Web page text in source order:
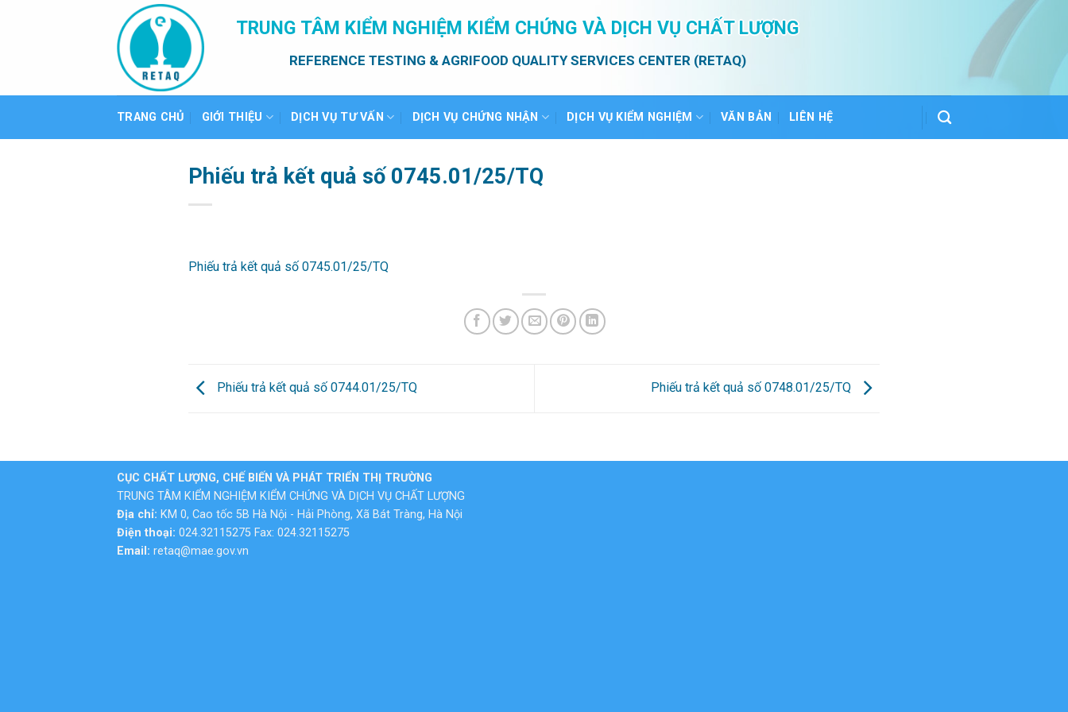
TRUNG TÂM KIỂM NGHIỆM KIỂM CHỨNG VÀ DỊCH VỤ CHẤT LƯỢNG
REFERENCE TESTING & AGRIFOOD QUALITY SERVICES CENTER (RETAQ)
TRANG CHỦ GIỚI THIỆU DỊCH VỤ TƯ VẤN DỊCH VỤ CHỨNG NHẬN DỊCH VỤ KIỂM NGHIỆM VĂN BẢN LIÊN HỆ
Phiếu trả kết quả số 0745.01/25/TQ
Phiếu trả kết quả số 0745.01/25/TQ
Phiếu trả kết quả số 0744.01/25/TQ Phiếu trả kết quả số 0748.01/25/TQ
CỤC CHẤT LƯỢNG, CHẾ BIẾN VÀ PHÁT TRIỂN THỊ TRƯỜNG
TRUNG TÂM KIỂM NGHIỆM KIỂM CHỨNG VÀ DỊCH VỤ CHẤT LƯỢNG
Địa chỉ: KM 0, Cao tốc 5B Hà Nội - Hải Phòng, Xã Bát Tràng, Hà Nội
Điện thoại: 024.32115275 Fax: 024.32115275
Email: retaq@mae.gov.vn